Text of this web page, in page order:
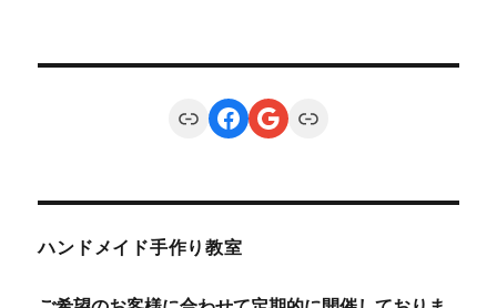
LinkFacebook
Google
Link
ハンドメイド手作り教室